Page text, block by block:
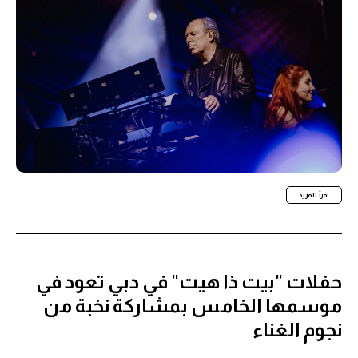
اقرأ المزيد
حفلات "بيت ذا هيت" في دبي تعود في
موسمها الخامس بمشاركة نخبة من
نجوم الغناء